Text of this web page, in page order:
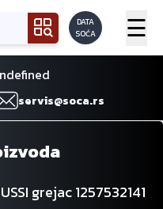
DATA
SOĆA
☰
servis@soca.rs
grejac 1257532141